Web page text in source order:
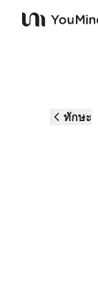
YouMind
ทักษะ